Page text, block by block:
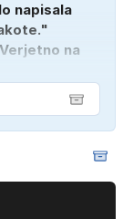
napisala
na